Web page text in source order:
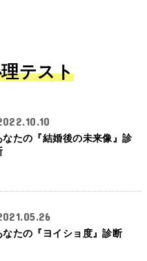
テスト
なたの『結婚後の未来像』診
なたの『ヨイショ度』診断